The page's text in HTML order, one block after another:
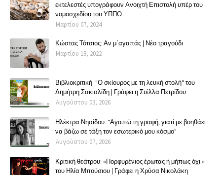
εκτελεστές υπογράφουν Ανοιχτή Επιστολή υπέρ του
νομοσχεδίου του ΥΠΠΟ
Μαρτίου 07, 2024
Κώστας Τότσιος: Αν μ΄αγαπάς | Νέο τραγούδι
Μαρτίου 18, 2022
Βιβλιοκριτική: "Ο σκίουρος με τη λευκή στολή" του
Δημήτρη Σακισλίδη | Γράφει η Στέλλα Πετρίδου
Αυγούστου 03, 2026
Ηλέκτρα Νησίδου: "Αγαπώ τη γραφή, γιατί με βοηθάει
να βάζω σε τάξη τον εσωτερικό μου κόσμο"
Αυγούστου 07, 2026
Κριτική θεάτρου: «Πορφυρένιος έρωτας ή μήπως όχι;»
του Ηλία Μπούσιου | Γράφει η Χρύσα Νικολάκη